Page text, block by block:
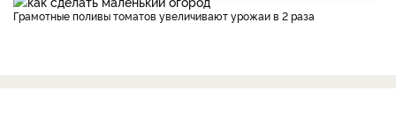
Грамотные поливы томатов увеличивают урожаи в 2 раза